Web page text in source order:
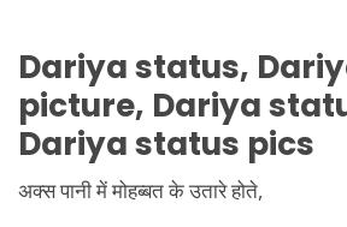
Dariyastatus,
picture, Dariya
Dariyastatus pics
अक्स पानी में मोहब्बत के उतारे होते,